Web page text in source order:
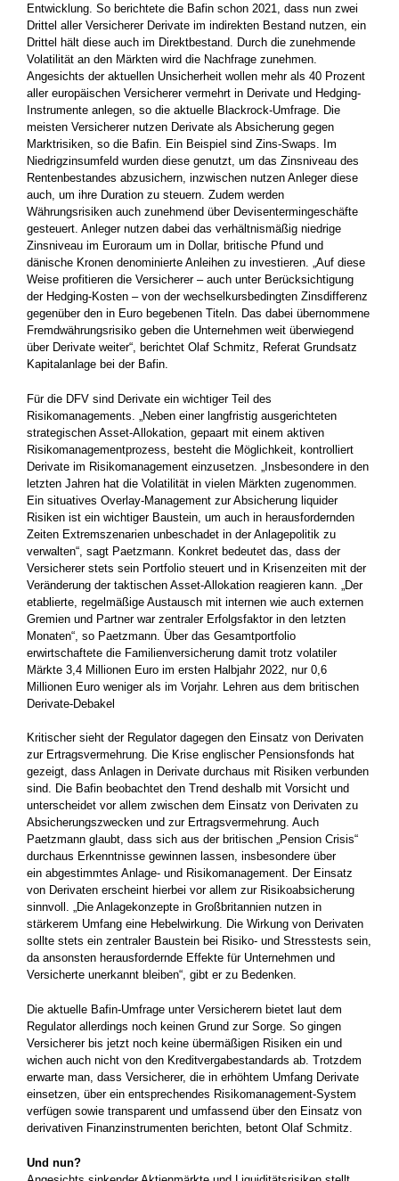
Entwicklung. So berichtete die Bafin schon 2021, dass nun zwei
Drittel aller Versicherer Derivate im indirekten Bestand nutzen, ein
Drittel hält diese auch im Direktbestand. Durch die zunehmende
Volatilität an den Märkten wird die Nachfrage zunehmen.
Angesichts der aktuellen Unsicherheit wollen mehr als 40 Prozent
aller europäischen Versicherer vermehrt in Derivate und Hedging-
Instrumente anlegen, so die aktuelle Blackrock-Umfrage. Die
meisten Versicherer nutzen Derivate als Absicherung gegen
Marktrisiken, so die Bafin. Ein Beispiel sind Zins-Swaps. Im
Niedrigzinsumfeld wurden diese genutzt, um das Zinsniveau des
Rentenbestandes abzusichern, inzwischen nutzen Anleger diese
auch, um ihre Duration zu steuern. Zudem werden
Währungsrisiken auch zunehmend über Devisentermingeschäfte
gesteuert. Anleger nutzen dabei das verhältnismäßig niedrige
Zinsniveau im Euroraum um in Dollar, britische Pfund und
dänische Kronen denominierte Anleihen zu investieren. „Auf diese
Weise profitieren die Versicherer – auch unter Berücksichtigung
der Hedging-Kosten – von der wechselkursbedingten Zinsdifferenz
gegenüber den in Euro begebenen Titeln. Das dabei übernommene
Fremdwährungsrisiko geben die Unternehmen weit überwiegend
über Derivate weiter“, berichtet Olaf Schmitz, Referat Grundsatz
Kapitalanlage bei der Bafin.
Für die DFV sind Derivate ein wichtiger Teil des
Risikomanagements. „Neben einer langfristig ausgerichteten
strategischen Asset-Allokation, gepaart mit einem aktiven
Risikomanagementprozess, besteht die Möglichkeit, kontrolliert
Derivate im Risikomanagement einzusetzen. „Insbesondere in den
letzten Jahren hat die Volatilität in vielen Märkten zugenommen.
Ein situatives Overlay-Management zur Absicherung liquider
Risiken ist ein wichtiger Baustein, um auch in herausfordernden
Zeiten Extremszenarien unbeschadet in der Anlagepolitik zu
verwalten“, sagt Paetzmann. Konkret bedeutet das, dass der
Versicherer stets sein Portfolio steuert und in Krisenzeiten mit der
Veränderung der taktischen Asset-Allokation reagieren kann. „Der
etablierte, regelmäßige Austausch mit internen wie auch externen
Gremien und Partner war zentraler Erfolgsfaktor in den letzten
Monaten“, so Paetzmann. Über das Gesamtportfolio
erwirtschaftete die Familienversicherung damit trotz volatiler
Märkte 3,4 Millionen Euro im ersten Halbjahr 2022, nur 0,6
Millionen Euro weniger als im Vorjahr. Lehren aus dem britischen
Derivate-Debakel
Kritischer sieht der Regulator dagegen den Einsatz von Derivaten
zur Ertragsvermehrung. Die Krise englischer Pensionsfonds hat
gezeigt, dass Anlagen in Derivate durchaus mit Risiken verbunden
sind. Die Bafin beobachtet den Trend deshalb mit Vorsicht und
unterscheidet vor allem zwischen dem Einsatz von Derivaten zu
Absicherungszwecken und zur Ertragsvermehrung. Auch
Paetzmann glaubt, dass sich aus der britischen „Pension Crisis“
durchaus Erkenntnisse gewinnen lassen, insbesondere über
ein abgestimmtes Anlage- und Risikomanagement. Der Einsatz
von Derivaten erscheint hierbei vor allem zur Risikoabsicherung
sinnvoll. „Die Anlagekonzepte in Großbritannien nutzen in
stärkerem Umfang eine Hebelwirkung. Die Wirkung von Derivaten
sollte stets ein zentraler Baustein bei Risiko- und Stresstests sein,
da ansonsten herausfordernde Effekte für Unternehmen und
Versicherte unerkannt bleiben“, gibt er zu Bedenken.
Die aktuelle Bafin-Umfrage unter Versicherern bietet laut dem
Regulator allerdings noch keinen Grund zur Sorge. So gingen
Versicherer bis jetzt noch keine übermäßigen Risiken ein und
wichen auch nicht von den Kreditvergabestandards ab. Trotzdem
erwarte man, dass Versicherer, die in erhöhtem Umfang Derivate
einsetzen, über ein entsprechendes Risikomanagement-System
verfügen sowie transparent und umfassend über den Einsatz von
derivativen Finanzinstrumenten berichten, betont Olaf Schmitz.
Und nun?